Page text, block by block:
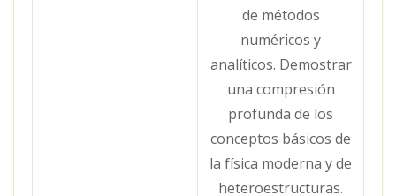
de métodos
numéricos y
analíticos. Demostrar
una compresión
profunda de los
conceptos básicos de
la física moderna y de
heteroestructuras.